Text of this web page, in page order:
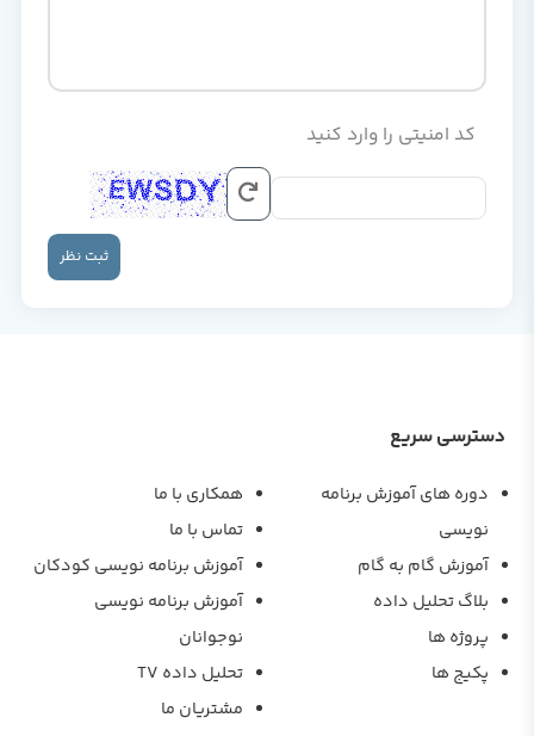
کد امنیتی را وارد کنید
ثبت نظر
دسترسی سریع
دوره های آموزش برنامه
نویسی
آموزش گام به گام
بلاگ تحلیل داده
پروژه ها
پکیج ها
همکاری با ما
تماس با ما
آموزش برنامه نویسی کودکان
آموزش برنامه نویسی
نوجوانان
تحلیل داده TV
مشتریان ما